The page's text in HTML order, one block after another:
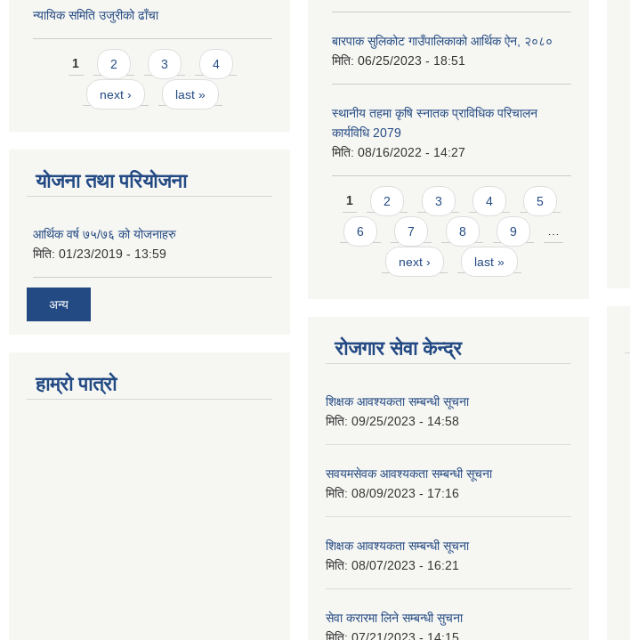
न्यायिक समिति उजुरीको ढाँचा
Pages
1 2 3 4
next › last »
योजना तथा परियोजना
आर्थिक वर्ष ७५/७६ को योजनाहरु
मिति: 01/23/2019 - 13:59
अन्य
हाम्रो पात्रो
बारपाक सुलिकोट गाउँपालिकाको आर्थिक ऐन, २०८०
मिति: 06/25/2023 - 18:51
स्थानीय तहमा कृषि स्नातक प्राविधिक परिचालन
कार्यविधि 2079
मिति: 08/16/2022 - 14:27
Pages
1 2 3 4 5
6 7 8 9 …
next › last »
रोजगार सेवा केन्द्र
शिक्षक आवश्यकता सम्बन्धी सूचना
मिति: 09/25/2023 - 14:58
सवयमसेवक आवश्यकता सम्बन्धी सूचना
मिति: 08/09/2023 - 17:16
शिक्षक आवश्यकता सम्बन्धी सूचना
मिति: 08/07/2023 - 16:21
सेवा करारमा लिने सम्बन्धी सुचना